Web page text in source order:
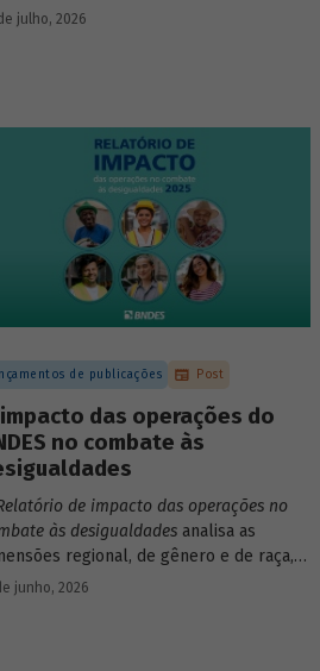
de consumo da POF 2017-2018
o período.
julho, 2026
de publicações Post
das operações do
no combate às
de impacto das operações no
às desigualdades analisa as
regional, de gênero e de raça,
contribuem para a elevada
junho, 2026